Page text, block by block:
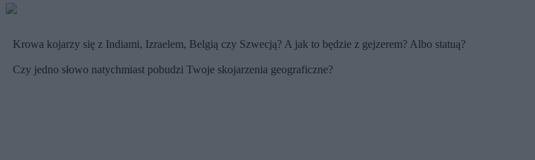
Krowa kojarzy się z Indiami, Izraelem, Belgią czy Szwecją? A jak to będzie z gejzerem? Albo statuą?
Czy jedno słowo natychmiast pobudzi Twoje skojarzenia geograficzne?